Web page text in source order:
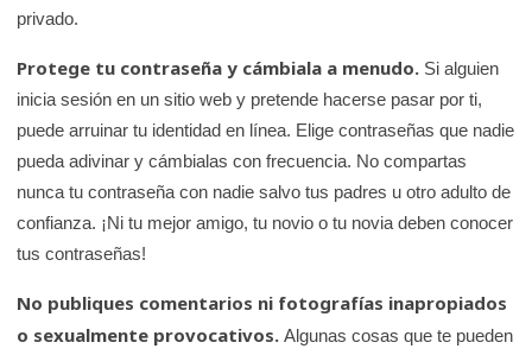
privado.
Protege tu contraseña y cámbiala a menudo. Si alguien
inicia sesión en un sitio web y pretende hacerse pasar por ti,
puede arruinar tu identidad en línea. Elige contraseñas que nadie
pueda adivinar y cámbialas con frecuencia. No compartas
nunca tu contraseña con nadie salvo tus padres u otro adulto de
confianza. ¡Ni tu mejor amigo, tu novio o tu novia deben conocer
tus contraseñas!
No publiques comentarios ni fotografías inapropiados
o sexualmente provocativos.Algunas cosas que te pueden